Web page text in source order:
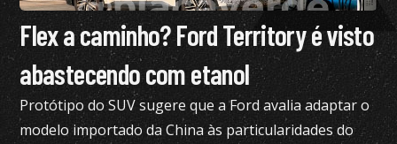
Flex a caminho? Ford Territory é visto
abastecendo com etanol
Protótipo do SUV sugere que a Ford avalia adaptar o
modelo importado da China às particularidades do